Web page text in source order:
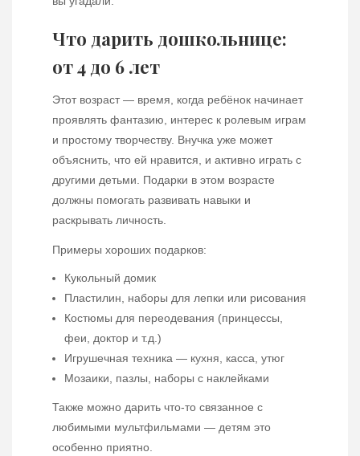
Что дарить дошкольнице:
от 4 до 6 лет
Этот возраст — время, когда ребёнок начинает
проявлять фантазию, интерес к ролевым играм
и простому творчеству. Внучка уже может
объяснить, что ей нравится, и активно играть с
другими детьми. Подарки в этом возрасте
должны помогать развивать навыки и
раскрывать личность.
Примеры хороших подарков:
Кукольный домик
Пластилин, наборы для лепки или рисования
Костюмы для переодевания (принцессы,
феи, доктор и т.д.)
Игрушечная техника — кухня, касса, утюг
Мозаики, пазлы, наборы с наклейками
Также можно дарить что-то связанное с
любимыми мультфильмами — детям это
особенно приятно.